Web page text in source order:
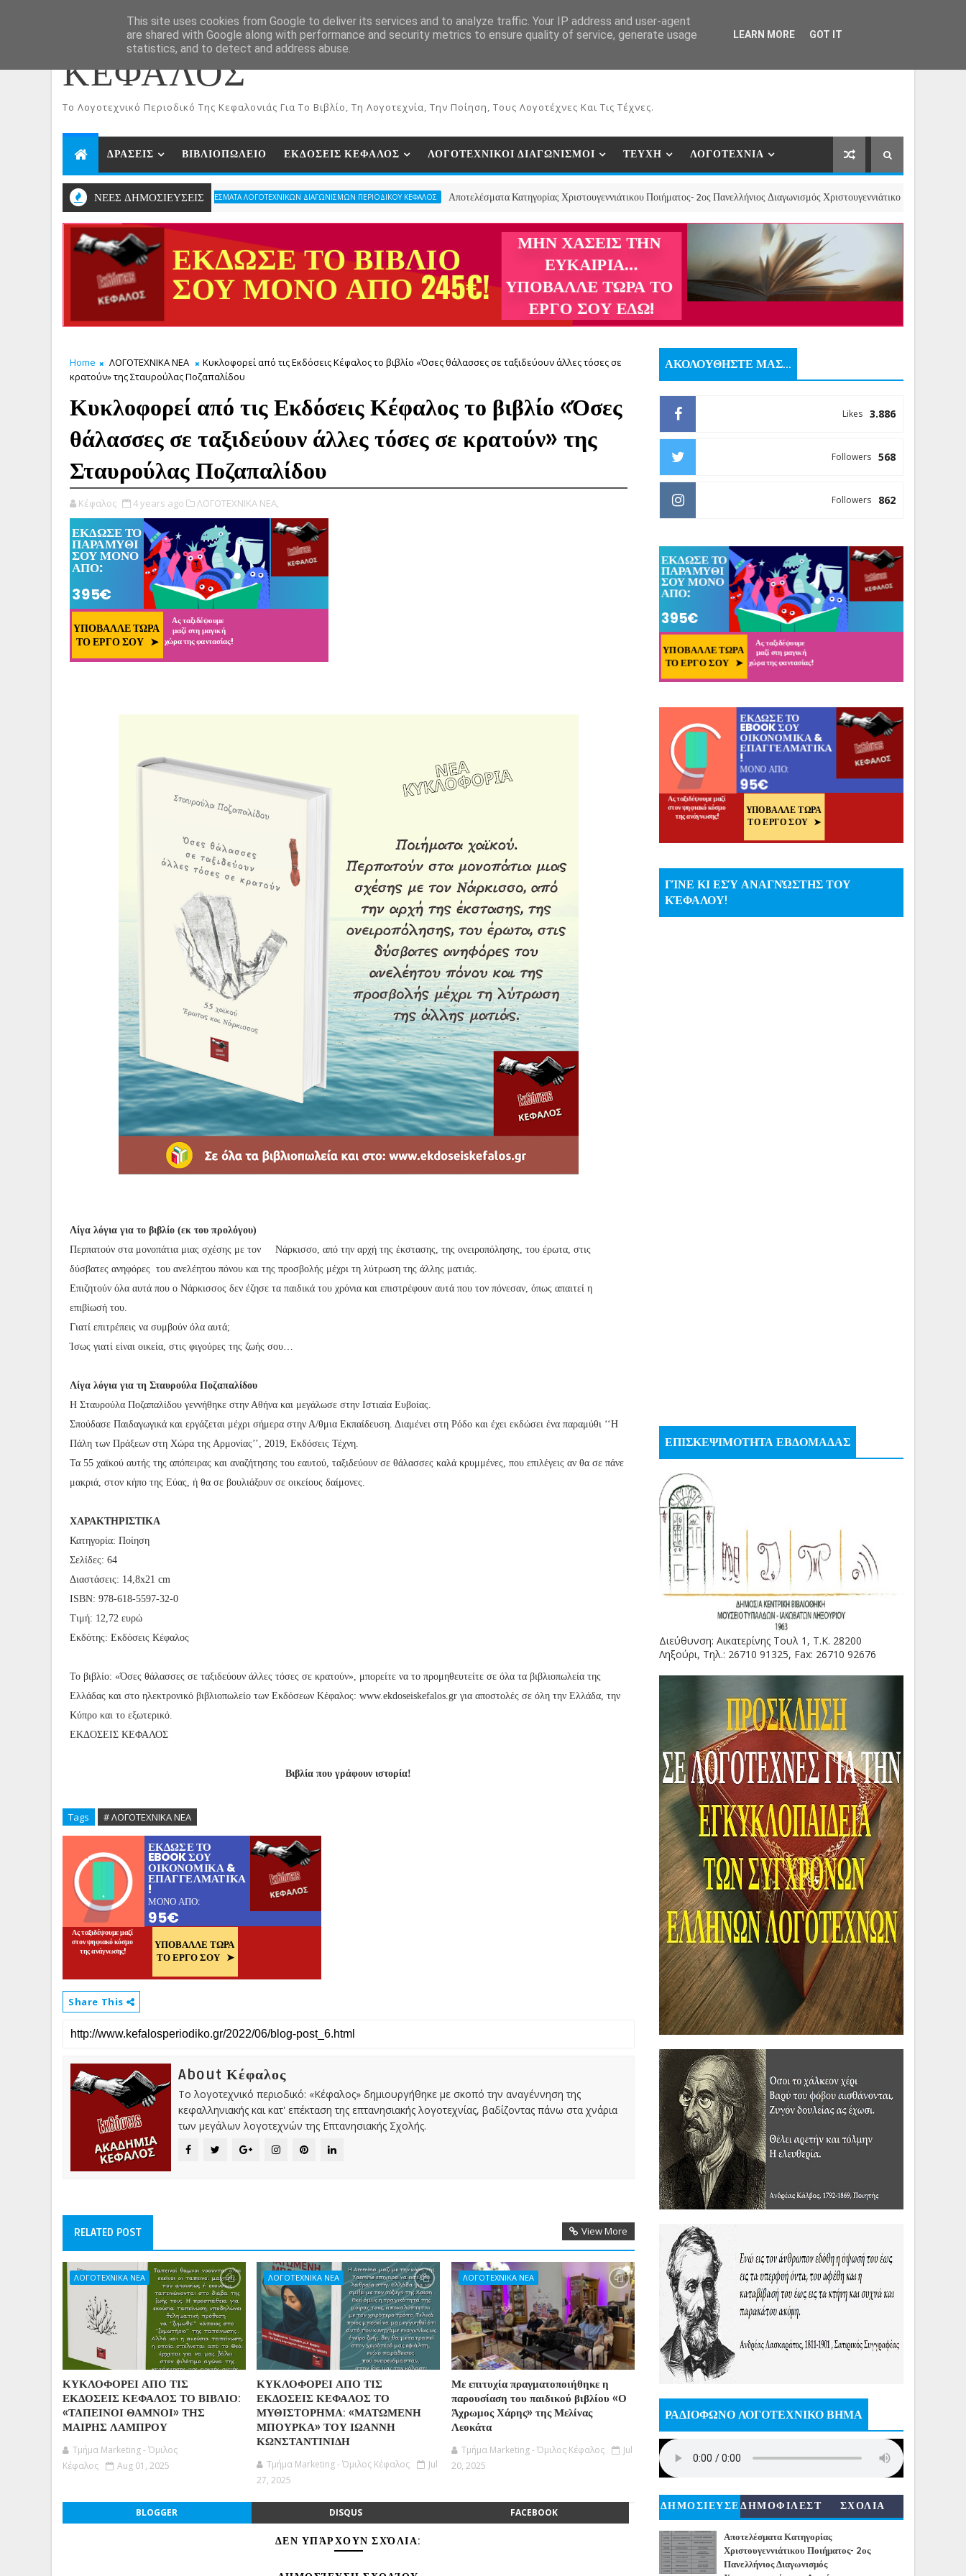
ΑΡΧΙΚΗ ΕΚΔΟΣΕΙΣ ΒΙΒΛΙΩΝ ΗΛΕΚΤΡΟΝΙΚΟ ΒΙΒΛΙΟΠΩΛΕΙΟ ΣΥΝΕΡΓΑΤΕΣ
ΚΕΦΑΛΟΣ
To Λογοτεχνικό Περιοδικό Της Κεφαλονιάς Για Το Βιβλίο, Τη Λογοτεχνία, Την Ποίηση, Τους Λογοτέχνες Και Τις Τέχνες.
ΔΡΑΣΕΙΣ ΒΙΒΛΙΟΠΩΛΕΙΟ ΕΚΔΟΣΕΙΣ ΚΕΦΑΛΟΣ ΛΟΓΟΤΕΧΝΙΚΟΙ ΔΙΑΓΩΝΙΣΜΟΙ ΤΕΥΧΗ ΛΟΓΟΤΕΧΝΙΑ
ΝΕΕΣ ΔΗΜΟΣΙΕΥΣΕΙΣ
ΑΠΟΤΕΛΕΣΜΑΤΑ ΛΟΓΟΤΕΧΝΙΚΩΝ ΔΙΑΓΩΝΙΣΜΩΝ ΠΕΡΙΟΔΙΚΟΥ ΚΕΦΑΛΟΣ Αποτελέσματα Κατηγορίας Χριστουγεννιάτικου Ποιήματος- 2ος Πανελλήνιος Διαγωνισμός Χριστουγεννιάτικου Διηγήματος, Παραμυθιού
Home ΛΟΓΟΤΕΧΝΙΚΑ ΝΕΑ
Κυκλοφορεί από τις Εκδόσεις Κέφαλος το βιβλίο «Όσες θάλασσες σε ταξιδεύουν άλλες τόσες σε
κρατούν» της Σταυρούλας Ποζαπαλίδου
Κυκλοφορεί από τις Εκδόσεις Κέφαλος το βιβλίο «Όσες
θάλασσες σε ταξιδεύουν άλλες τόσες σε κρατούν» της
Σταυρούλας Ποζαπαλίδου
Κέφαλος 4 years ago ΛΟΓΟΤΕΧΝΙΚΑ ΝΕΑ,
Λίγα λόγια για το βιβλίο (εκ του προλόγου)
Περπατούν στα μονοπάτια μιας σχέσης με τον Νάρκισσο, από την αρχή της έκστασης, της ονειροπόλησης, του έρωτα, στις
δύσβατες ανηφόρες του ανελέητου πόνου και της προσβολής μέχρι τη λύτρωση της άλλης ματιάς.
Επιζητούν όλα αυτά που ο Νάρκισσος δεν έζησε τα παιδικά του χρόνια και επιστρέφουν αυτά που τον πόνεσαν, όπως απαιτεί η
επιβίωσή του.
Γιατί επιτρέπεις να συμβούν όλα αυτά;
Ίσως γιατί είναι οικεία, στις φιγούρες της ζωής σου…
Λίγα λόγια για τη Σταυρούλα Ποζαπαλίδου
Η Σταυρούλα Ποζαπαλίδου γεννήθηκε στην Αθήνα και μεγάλωσε στην Ιστιαία Ευβοίας.
Σπούδασε Παιδαγωγικά και εργάζεται μέχρι σήμερα στην Α/θμια Εκπαίδευση. Διαμένει στη Ρόδο και έχει εκδώσει ένα παραμύθι ‘‘Η
Πάλη των Πράξεων στη Χώρα της Αρμονίας’’, 2019, Εκδόσεις Τέχνη.
Τα 55 χαϊκού αυτής της απόπειρας και αναζήτησης του εαυτού, ταξιδεύουν σε θάλασσες καλά κρυμμένες, που επιλέγεις αν θα σε πάνε
μακριά, στον κήπο της Εύας, ή θα σε βουλιάξουν σε οικείους δαίμονες.
ΧΑΡΑΚΤΗΡΙΣΤΙΚΑ
Κατηγορία: Ποίηση
Σελίδες: 64
Διαστάσεις: 14,8x21 cm
ISBN: 978-618-5597-32-0
Τιμή: 12,72 ευρώ
Εκδότης: Εκδόσεις Κέφαλος
Το βιβλίο: «Όσες θάλασσες σε ταξιδεύουν άλλες τόσες σε κρατούν», μπορείτε να το προμηθευτείτε σε όλα τα βιβλιοπωλεία της
Ελλάδας και στο ηλεκτρονικό βιβλιοπωλείο των Εκδόσεων Κέφαλος: www.ekdoseiskefalos.gr για αποστολές σε όλη την Ελλάδα, την
Κύπρο και το εξωτερικό.
ΕΚΔΟΣΕΙΣ ΚΕΦΑΛΟΣ
Βιβλία που γράφουν ιστορία!
Tags # ΛΟΓΟΤΕΧΝΙΚΑ ΝΕΑ
Share This
About Κέφαλος
Το λογοτεχνικό περιοδικό: «Κέφαλος» δημιουργήθηκε με σκοπό την αναγέννηση της
κεφαλληνιακής και κατ' επέκταση της επτανησιακής λογοτεχνίας, βαδίζοντας πάνω στα χνάρια
των μεγάλων λογοτεχνών της Επτανησιακής Σχολής.
RELATED POST View More
ΛΟΓΟΤΕΧΝΙΚΑ ΝΕΑ
ΚΥΚΛΟΦΟΡΕΙ ΑΠΟ ΤΙΣ
ΕΚΔΟΣΕΙΣ ΚΕΦΑΛΟΣ ΤΟ ΒΙΒΛΙΟ:
«ΤΑΠΕΙΝΟΙ ΘΑΜΝΟΙ» ΤΗΣ
ΜΑΙΡΗΣ ΛΑΜΠΡΟΥ
Τμήμα Marketing - Όμιλος
Κέφαλος
Aug 01, 2025
ΛΟΓΟΤΕΧΝΙΚΑ ΝΕΑ
ΚΥΚΛΟΦΟΡΕΙ ΑΠΟ ΤΙΣ
ΕΚΔΟΣΕΙΣ ΚΕΦΑΛΟΣ ΤΟ
ΜΥΘΙΣΤΟΡΗΜΑ: «ΜΑΤΩΜΕΝΗ
ΜΠΟΥΡΚΑ» ΤΟΥ ΙΩΑΝΝΗ
ΚΩΝΣΤΑΝΤΙΝΙΔΗ
Τμήμα Marketing - Όμιλος Κέφαλος
Jul
27, 2025
ΛΟΓΟΤΕΧΝΙΚΑ ΝΕΑ
Με επιτυχία πραγματοποιήθηκε η
παρουσίαση του παιδικού βιβλίου «Ο
Άχρωμος Χάρης» της Μελίνας
Λεοκάτα
Τμήμα Marketing - Όμιλος Κέφαλος
Jul
20, 2025
BLOGGER DISQUS FACEBOOK
ΔΕΝ ΥΠΆΡΧΟΥΝ ΣΧΌΛΙΑ:
ΑΚΟΛΟΥΘΗΣΤΕ ΜΑΣ...
3.886
Likes
568
Followers
862
Followers
ΓΊΝΕ ΚΙ ΕΣΎ ΑΝΑΓΝΏΣΤΗΣ ΤΟΥ
ΚΈΦΑΛΟΥ!
ΕΠΙΣΚΕΨΙΜΟΤΗΤΑ ΕΒΔΟΜΑΔΑΣ
Διεύθυνση: Αικατερίνης Τουλ 1, Τ.Κ. 28200
Ληξούρι, Τηλ.: 26710 91325, Fax: 26710 92676
ΡΑΔΙΟΦΩΝΟ ΛΟΓΟΤΕΧΝΙΚΟ ΒΗΜΑ
ΔΗΜΟΣΙΕΥΣΕ
ΙΣ
ΔΗΜΟΦΙΛΕΣΤ
ΣΧΟΛΙΑ
Αποτελέσματα Κατηγορίας
Χριστουγεννιάτικου Ποιήματος- 2ος
Πανελλήνιος Διαγωνισμός
This site uses cookies from Google to deliver its services and to analyze traffic. Your IP address and user-agent
are shared with Google along with performance and security metrics to ensure quality of service, generate usage
statistics, and to detect and address abuse.
LEARN MORE GOT IT